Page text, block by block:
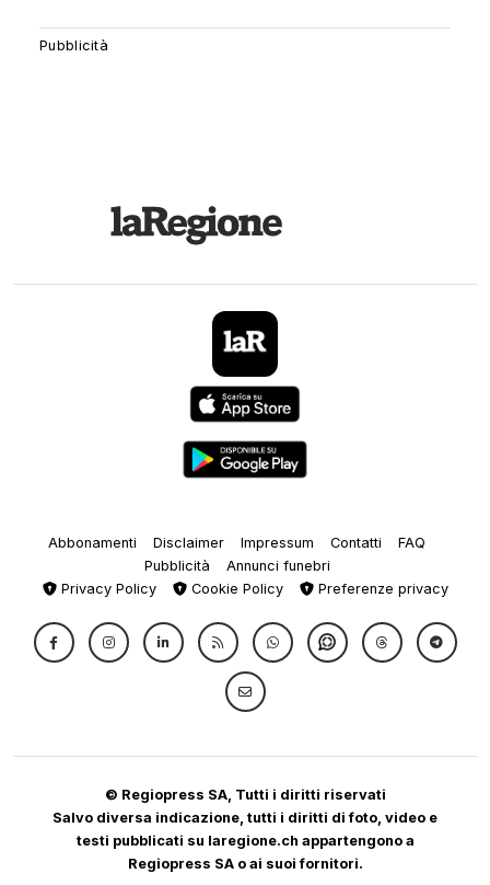
Abbonamenti Disclaimer Impressum Contatti
FAQ
Pubblicità
Annunci funebri
Privacy Policy
Cookie Policy Preferenze privacy
© Regiopress SA, Tutti i diritti riservati
Salvo diversa indicazione, tutti i diritti di foto, video e
testi pubblicati su laregione.ch appartengono a
Regiopress SA o ai suoi fornitori.